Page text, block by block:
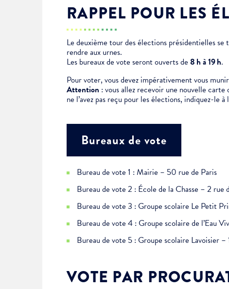
Je suis étudiant
RAPPEL POUR LES
Le deuxième tour des élections présidentielles se
rendre aux urnes.
Les bureaux de vote seront ouverts de 8 h à 19 h.
Pour voter, vous devez impérativement vous
Attention : vous allez recevoir une nouvelle
ne l’avez pas reçu pour les élections, indiquez-le
Bureaux de vote
Bureau de vote 1 : Mairie – 50 rue de Paris
Bureau de vote 2 : École de la Chasse – 2 rue
Bureau de vote 3 : Groupe scolaire Le Petit
Bureau de vote 4 : Groupe scolaire de l’Eau
Bureau de vote 5 : Groupe scolaire Lavoisier –
VOTE PAR
Choisissez votre
Newsletter Culture